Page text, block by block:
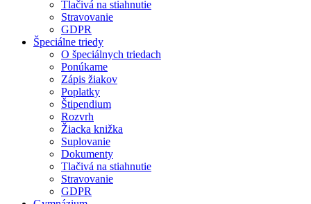
Tlačivá na stiahnutie
Stravovanie
GDPR
Špeciálne triedy
O špeciálnych triedach
Ponúkame
Zápis žiakov
Poplatky
Štipendium
Rozvrh
Žiacka knižka
Suplovanie
Dokumenty
Tlačivá na stiahnutie
Stravovanie
GDPR